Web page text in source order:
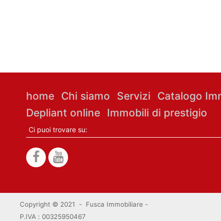
home Chi siamo Servizi Catalogo
Depliant online Immobili di prestigio
Ci puoi trovare su:
Copyright © 2021 - Fusca Immobiliare -
P.IVA : 00325950467